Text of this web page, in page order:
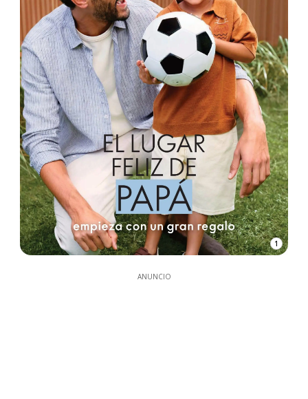
1
ANUNCIO